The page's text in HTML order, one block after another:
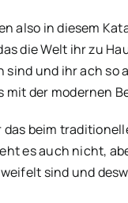
also in diesem
die Welt ihr zu
und ihr ach so
der modernen
beim
es auch nicht,
sind und